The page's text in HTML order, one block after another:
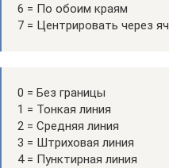
6 = По обоим краям
7 = Центрировать через
0 = Без границы
1 = Тонкая линия
2 = Средняя линия
3 = Штриховая линия
4 = Пунктирная линия